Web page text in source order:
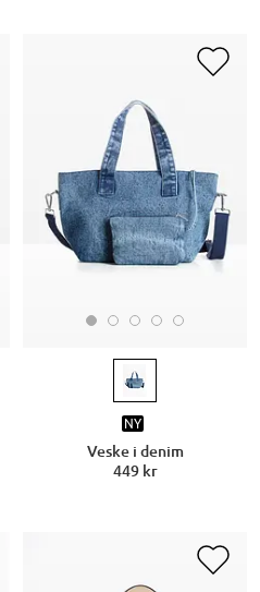
NY
Veske i denim
449 kr